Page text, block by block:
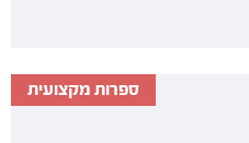
ספרות מקצועית